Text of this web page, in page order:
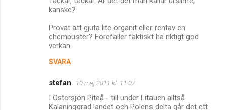
kanske?
Provat att gjuta lite organit eller rentav en
chembuster? Förefaller faktiskt ha riktigt god
verkan.
SVARA
stefan 10 maj 2011 kl. 11:07
I Östersjön Piteå - till under Litauen alltså
Kalaninggrad landet och Polens delta går det ett